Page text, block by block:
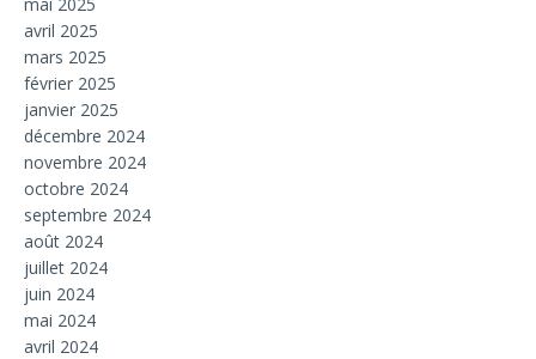
avril 2025
mars 2025
février 2025
janvier 2025
décembre 2024
novembre 2024
octobre 2024
septembre 2024
août 2024
juillet 2024
juin 2024
mai 2024
avril 2024